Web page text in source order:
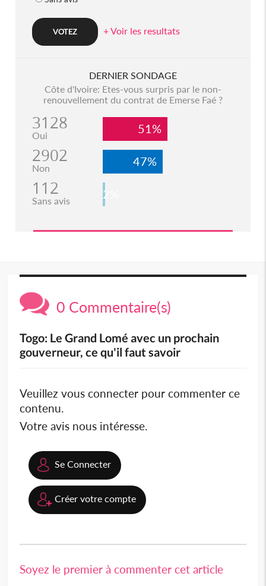
+ Voir les resultats
DERNIER SONDAGE
Côte d'Ivoire: Etes-vous surpris par le non-
renouvellement du contrat de Emerse Faé ?
3128
Oui 51%
2902
Non 47%
112
Sans avis 2%
0 Commentaire(s)
Togo: Le Grand Lomé avec un prochain
gouverneur, ce qu'il faut savoir
Veuillez vous connecter pour commenter ce
contenu.
Votre avis nous intéresse.
Se Connecter
Créer votre compte
Soyez le premier à commenter cet article